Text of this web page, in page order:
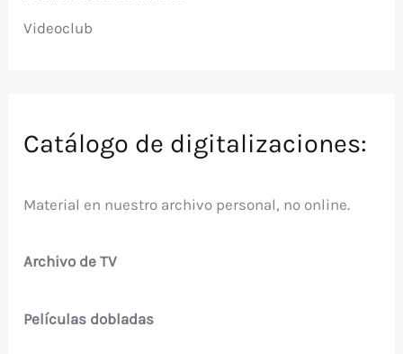
Videoclub
Catálogo de digitalizaciones:
Material en nuestro archivo personal, no online.
Archivo de TV
Películas dobladas